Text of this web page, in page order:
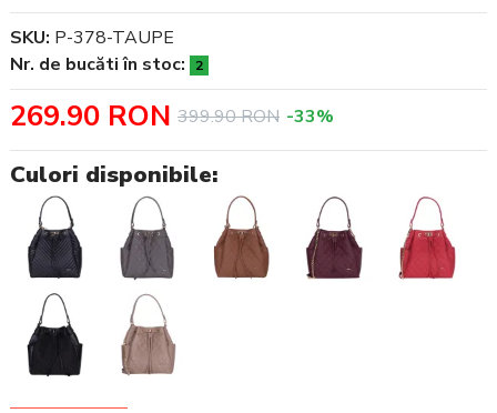
Culori disponibile:
SKU: P-378-TAUPE
Nr. de bucăti în stoc:
2
269.90 RON 399.90 RON -33%